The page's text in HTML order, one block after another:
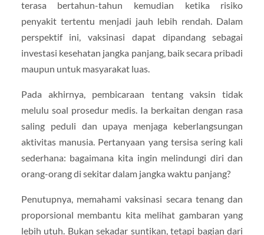
terasa bertahun-tahun kemudian ketika risiko
penyakit tertentu menjadi jauh lebih rendah. Dalam
perspektif ini, vaksinasi dapat dipandang sebagai
investasi kesehatan jangka panjang, baik secara pribadi
maupun untuk masyarakat luas.
Pada akhirnya, pembicaraan tentang vaksin tidak
melulu soal prosedur medis. Ia berkaitan dengan rasa
saling peduli dan upaya menjaga keberlangsungan
aktivitas manusia. Pertanyaan yang tersisa sering kali
sederhana: bagaimana kita ingin melindungi diri dan
orang-orang di sekitar dalam jangka waktu panjang?
Penutupnya, memahami vaksinasi secara tenang dan
proporsional membantu kita melihat gambaran yang
lebih utuh. Bukan sekadar suntikan, tetapi bagian dari